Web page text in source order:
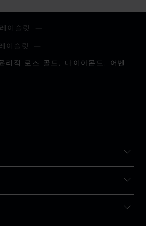
이슬릿
이슬릿
리적 로즈 골드, 다이아몬드, 어벤
변경)